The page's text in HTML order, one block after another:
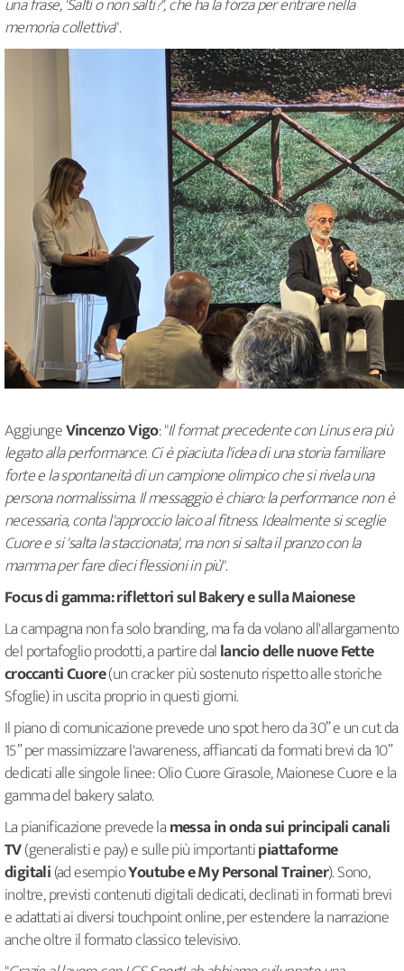
una frase, 'Salti o non salti?', che ha la forza per entrare nella
memoria collettiva".
AggiungeVincenzo Vigo: "Il format precedente con Linus era più
legato alla performance. Ci è piaciuta l'idea di una storia familiare
forte e la spontaneità di un campione olimpico che si rivela una
persona normalissima. Il messaggio è chiaro: la performance non è
necessaria, conta l'approccio laico al fitness. Idealmente si sceglie
Cuore e si 'salta la staccionata', ma non si salta il pranzo con la
mamma per fare dieci flessioni in più".
Focus di gamma: riflettori sul Bakery e sulla Maionese
La campagna non fa solo branding, ma fa da volano all'allargamento
del portafoglio prodotti, a partire dallancio delle nuove Fette
croccanti Cuore(un cracker più sostenuto rispetto alle storiche
Sfoglie) in uscita proprio in questi giorni.
Il piano di comunicazione prevede uno spot hero da 30” e un cut da
15” per massimizzare l'awareness, affiancati da formati brevi da 10”
dedicati alle singole linee: Olio Cuore Girasole, Maionese Cuore e la
gamma del bakery salato.
La pianificazione prevede lamessa in onda sui principali canali
TV(generalisti e pay) e sulle più importantipiattaforme
digitali(ad esempioYoutube e My Personal Trainer). Sono,
inoltre, previsti contenuti digitali dedicati, declinati in formati brevi
e adattati ai diversi touchpoint online, per estendere la narrazione
anche oltre il formato classico televisivo.